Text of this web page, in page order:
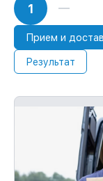
1
Прием и
Результат